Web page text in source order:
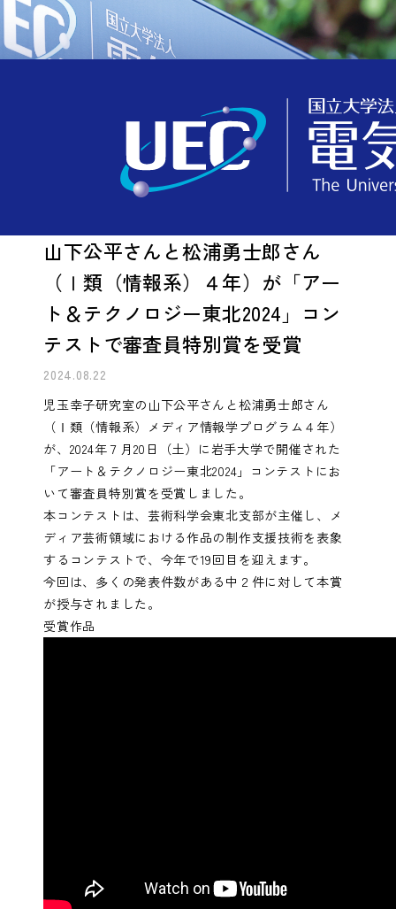
受賞・表彰
山下公平さんと松浦勇士郎さん
（Ⅰ類（情報系）４年）が「アー
ト＆テクノロジー東北2024」コン
テストで審査員特別賞を受賞
2024.08.22
児玉幸子研究室の山下公平さんと松浦勇士郎さん
（Ⅰ類（情報系）メディア情報学プログラム４年）
が、2024年７月20日（土）に岩手大学で開催された
「アート＆テクノロジー東北2024」コンテストにお
いて審査員特別賞を受賞しました。
本コンテストは、芸術科学会東北支部が主催し、メ
ディア芸術領域における作品の制作支援技術を表象
するコンテストで、今年で19回目を迎えます。
今回は、多くの発表件数がある中２件に対して本賞
が授与されました。
受賞作品